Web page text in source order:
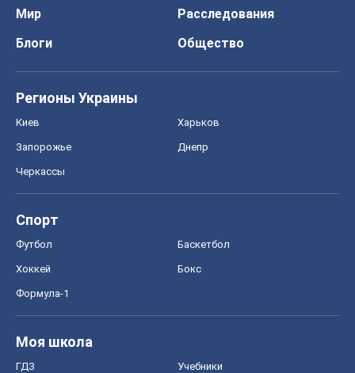
Мир
Расследования
Блоги
Общество
Регионы Украины
Киев Харьков
Запорожье Днепр
Черкассы
Спорт
Футбол Баскетбол
Хоккей Бокс
Формула-1
Моя школа
ГДЗ Учебники